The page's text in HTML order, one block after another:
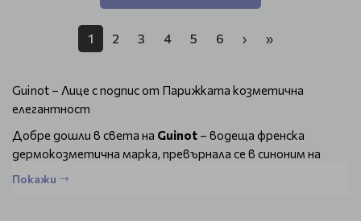
1 2 3 4 5 6 › »
Guinot – Лице с подпис от Парижката козметична
елегантност
Добре дошли в света на Guinot – водеща френска
дермокозметична марка, превърнала се в синоним на
луксозна грижа за лицето и иновативни козметични
Покажи